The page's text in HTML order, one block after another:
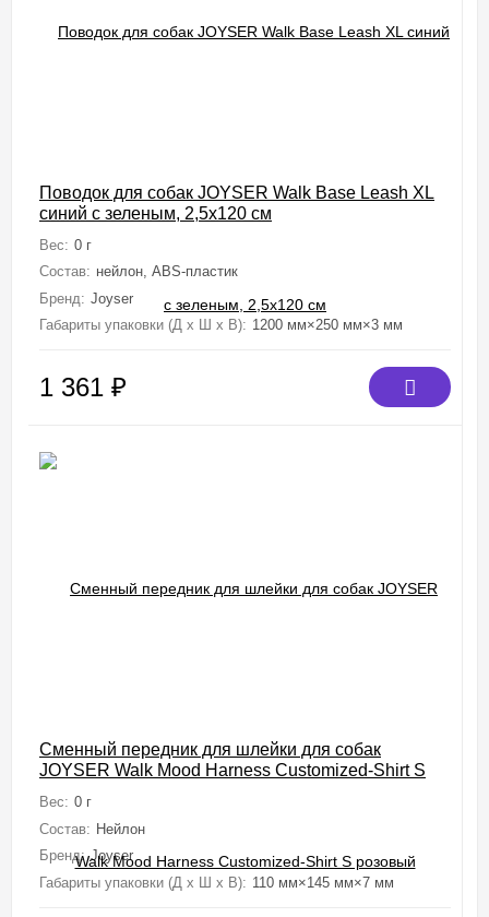
Поводок для собак JOYSER Walk Base Leash XL
синий с зеленым, 2,5x120 см
Вес: 0 г
Состав: нейлон, ABS-пластик
Бренд: Joyser
Габариты упаковки (Д х Ш х В): 1200 мм×250 мм×3 мм
1 361 ₽
Сменный передник для шлейки для собак
JOYSER Walk Mood Harness Customized-Shirt S
розовый
Вес: 0 г
Состав: Нейлон
Бренд: Joyser
Габариты упаковки (Д х Ш х В): 110 мм×145 мм×7 мм